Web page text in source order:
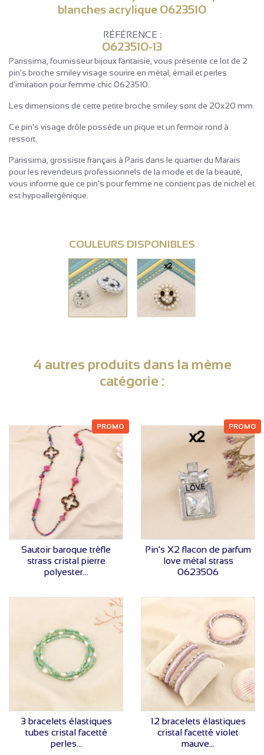
blanches acrylique 0623510
RÉFÉRENCE :
0623510-13
Parissima, fournisseur bijoux fantaisie, vous présente ce lot de 2
pin's broche smiley visage sourire en métal, émail et perles
d'imitation pour femme chic 0623510.
Les dimensions de cette petite broche smiley sont de 20x20 mm.
Ce pin's visage drôle posséde un pique et un fermoir rond à
ressort.
Parissima, grossiste français à Paris dans le quartier du Marais
pour les revendeurs professionnels de la mode et de la beauté,
vous informe que ce pin's pour femme ne contient pas de nickel et
est hypoallergénique.
COULEURS DISPONIBLES
4 autres produits dans la même
catégorie :
VOIR LE PRIX
Sautoir baroque trèfle
strass cristal pierre
polyester...
PROMO
VOIR LE PRIX
Pin's X2 flacon de parfum
love métal strass
0623506
PROMO
VOIR LE PRIX
3 bracelets élastiques
tubes cristal facetté
perles...
VOIR LE PRIX
12 bracelets élastiques
cristal facetté violet
mauve...